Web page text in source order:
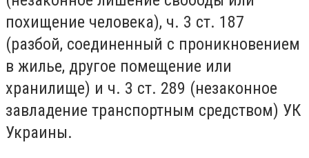
похищение человека), ч. 3 ст. 187
(разбой, соединенный с проникновением
в жилье, другое помещение или
хранилище) и ч. 3 ст. 289 (незаконное
завладение транспортным средством) УК
Украины.